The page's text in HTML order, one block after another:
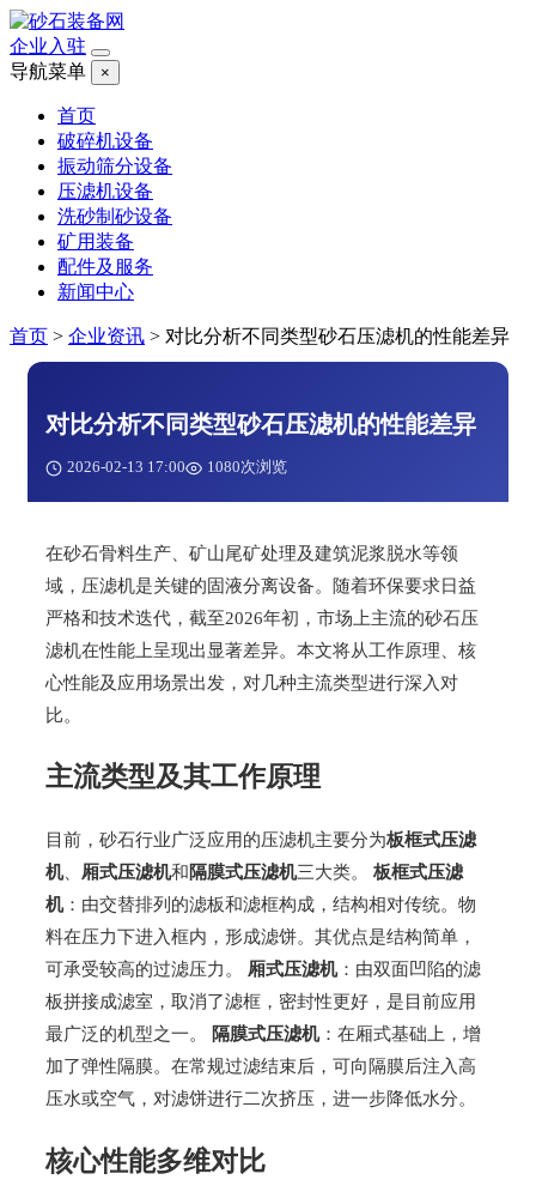
企业入驻
导航菜单
×
首页
破碎机设备
振动筛分设备
压滤机设备
洗砂制砂设备
矿用装备
配件及服务
新闻中心
首页 > 企业资讯 > 对比分析不同类型砂石压滤机的性能差异
对比分析不同类型砂石压滤机的性能差异
2026-02-13 17:00 1080次浏览
在砂石骨料生产、矿山尾矿处理及建筑泥浆脱水等领
域，压滤机是关键的固液分离设备。随着环保要求日益
严格和技术迭代，截至2026年初，市场上主流的砂石压
滤机在性能上呈现出显著差异。本文将从工作原理、核
心性能及应用场景出发，对几种主流类型进行深入对
比。
主流类型及其工作原理
目前，砂石行业广泛应用的压滤机主要分为板框式压滤
机、 厢式压滤机和隔膜式压滤机三大类。 板框式压滤
机：由交替排列的滤板和滤框构成，结构相对传统。物
料在压力下进入框内，形成滤饼。其优点是结构简单，
可承受较高的过滤压力。 厢式压滤机：由双面凹陷的滤
板拼接成滤室，取消了滤框，密封性更好，是目前应用
最广泛的机型之一。
隔膜式压滤机：在厢式基础上，增
加了弹性隔膜。在常规过滤结束后，可向隔膜后注入高
压水或空气，对滤饼进行二次挤压，进一步降低水分。
核心性能多维对比